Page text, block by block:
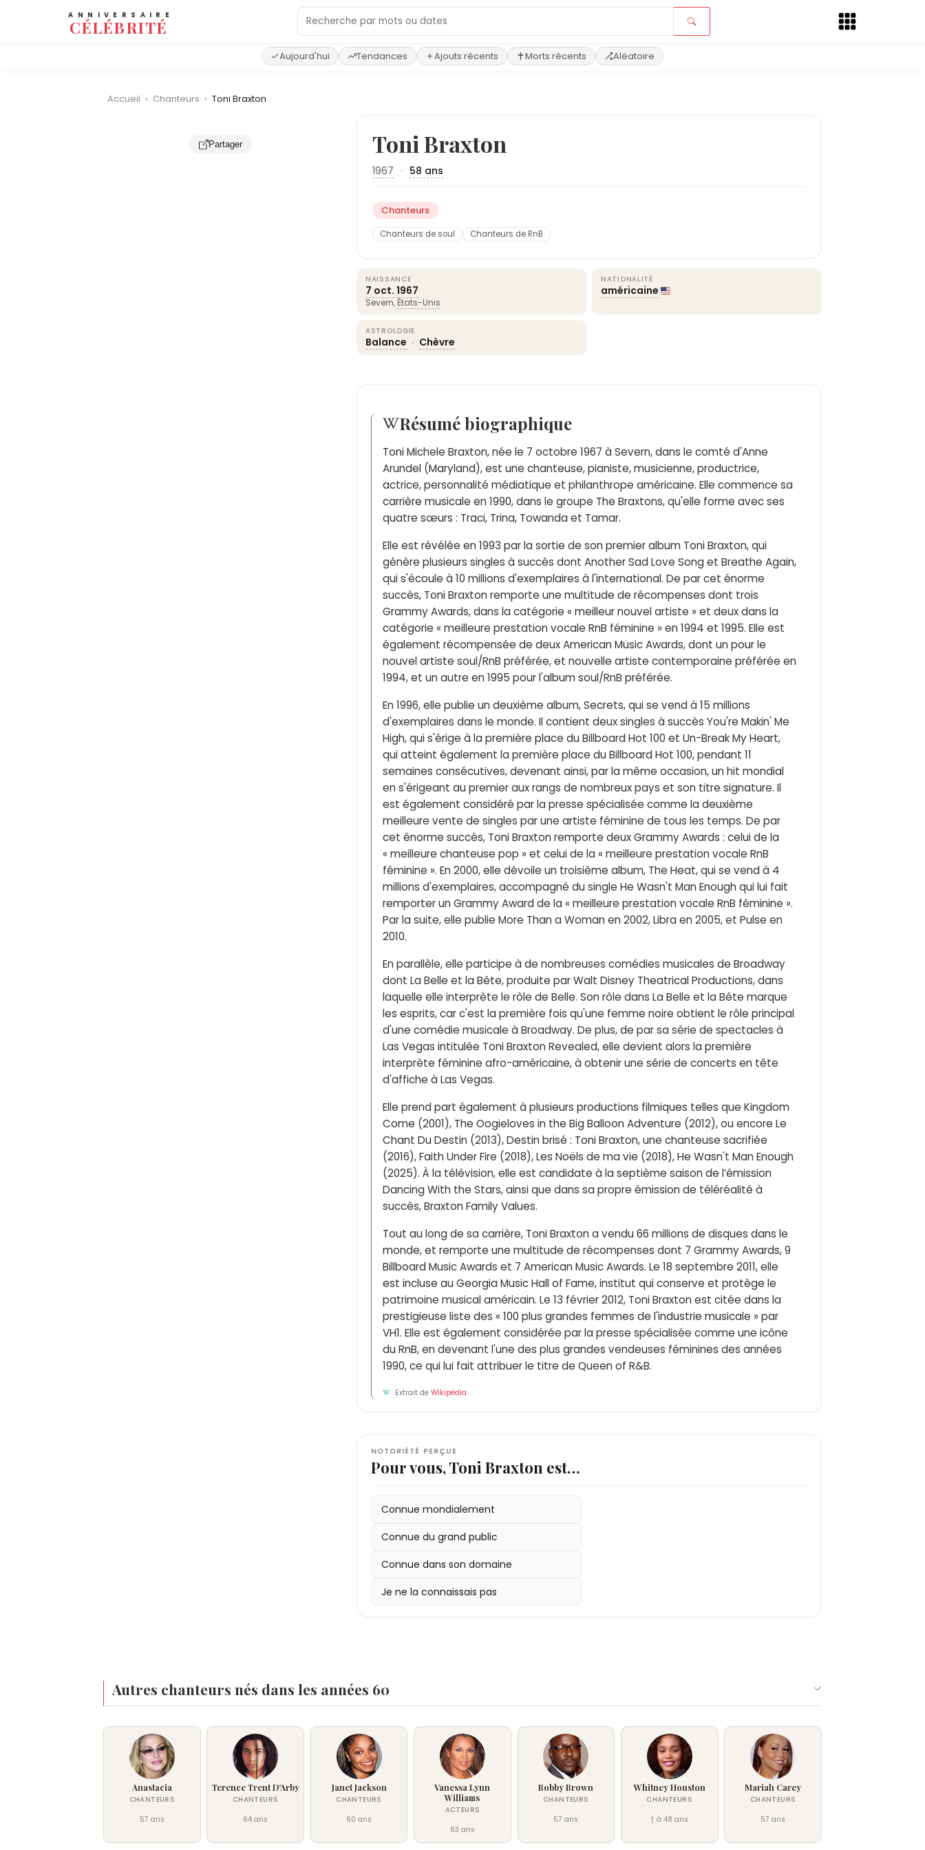
ANNIVERSAIRE
CÉLÉBRITÉ
Aujourd'hui Tendances Ajouts récents Morts récents Aléatoire
Accueil › Chanteurs › Toni Braxton
Partager Toni Braxton
1967 · 58 ans
Chanteurs
Chanteurs de soul Chanteurs de RnB
NAISSANCE
7 oct. 1967
Severn, États-Unis
NATIONALITÉ
américaine
ASTROLOGIE
Balance · Chèvre
Résumé biographique
Toni Michele Braxton, née le 7 octobre 1967 à Severn, dans le comté d'Anne
Arundel (Maryland), est une chanteuse, pianiste, musicienne, productrice,
actrice, personnalité médiatique et philanthrope américaine. Elle commence sa
carrière musicale en 1990, dans le groupe The Braxtons, qu'elle forme avec ses
quatre sœurs : Traci, Trina, Towanda et Tamar.
Elle est révélée en 1993 par la sortie de son premier album Toni Braxton, qui
génère plusieurs singles à succès dont Another Sad Love Song et Breathe Again,
qui s'écoule à 10 millions d'exemplaires à l'international. De par cet énorme
succès, Toni Braxton remporte une multitude de récompenses dont trois
Grammy Awards, dans la catégorie « meilleur nouvel artiste » et deux dans la
catégorie « meilleure prestation vocale RnB féminine » en 1994 et 1995. Elle est
également récompensée de deux American Music Awards, dont un pour le
nouvel artiste soul/RnB préférée, et nouvelle artiste contemporaine préférée en
1994, et un autre en 1995 pour l'album soul/RnB préférée.
En 1996, elle publie un deuxième album, Secrets, qui se vend à 15 millions
d'exemplaires dans le monde. Il contient deux singles à succès You're Makin' Me
High, qui s'érige à la première place du Billboard Hot 100 et Un-Break My Heart,
qui atteint également la première place du Billboard Hot 100, pendant 11
semaines consécutives, devenant ainsi, par la même occasion, un hit mondial
en s'érigeant au premier aux rangs de nombreux pays et son titre signature. Il
est également considéré par la presse spécialisée comme la deuxième
meilleure vente de singles par une artiste féminine de tous les temps. De par
cet énorme succès, Toni Braxton remporte deux Grammy Awards : celui de la
« meilleure chanteuse pop » et celui de la « meilleure prestation vocale RnB
féminine ». En 2000, elle dévoile un troisième album, The Heat, qui se vend à 4
millions d'exemplaires, accompagné du single He Wasn't Man Enough qui lui fait
remporter un Grammy Award de la « meilleure prestation vocale RnB féminine ».
Par la suite, elle publie More Than a Woman en 2002, Libra en 2005, et Pulse en
2010.
En parallèle, elle participe à de nombreuses comédies musicales de Broadway
dont La Belle et la Bête, produite par Walt Disney Theatrical Productions, dans
laquelle elle interprète le rôle de Belle. Son rôle dans La Belle et la Bête marque
les esprits, car c'est la première fois qu'une femme noire obtient le rôle principal
d'une comédie musicale à Broadway. De plus, de par sa série de spectacles à
Las Vegas intitulée Toni Braxton Revealed, elle devient alors la première
interprète féminine afro-américaine, à obtenir une série de concerts en tête
d'affiche à Las Vegas.
Elle prend part également à plusieurs productions filmiques telles que Kingdom
Come (2001), The Oogieloves in the Big Balloon Adventure (2012), ou encore Le
Chant Du Destin (2013), Destin brisé : Toni Braxton, une chanteuse sacrifiée
(2016), Faith Under Fire (2018), Les Noëls de ma vie (2018), He Wasn't Man Enough
(2025). À la télévision, elle est candidate à la septième saison de l’émission
Dancing With the Stars, ainsi que dans sa propre émission de téléréalité à
succès, Braxton Family Values.
Tout au long de sa carrière, Toni Braxton a vendu 66 millions de disques dans le
monde, et remporte une multitude de récompenses dont 7 Grammy Awards, 9
Billboard Music Awards et 7 American Music Awards. Le 18 septembre 2011, elle
est incluse au Georgia Music Hall of Fame, institut qui conserve et protège le
patrimoine musical américain. Le 13 février 2012, Toni Braxton est citée dans la
prestigieuse liste des « 100 plus grandes femmes de l'industrie musicale » par
VH1. Elle est également considérée par la presse spécialisée comme une icône
du RnB, en devenant l'une des plus grandes vendeuses féminines des années
1990, ce qui lui fait attribuer le titre de Queen of R&B.
Extrait deWikipédia
NOTORIÉTÉ PERÇUE
Pour vous, Toni Braxton est…
Connue mondialement
Connue du grand public
Connue dans son domaine
Je ne la connaissais pas
Autres chanteurs nés dans les années 60
Anastacia
CHANTEURS
57 ans
Terence Trent D'Arby
CHANTEURS
64 ans
Janet Jackson
CHANTEURS
60 ans
Vanessa Lynn
Williams
ACTEURS
63 ans
Bobby Brown
CHANTEURS
57 ans
Whitney Houston
CHANTEURS
† à 48 ans
Mariah Carey
CHANTEURS
57 ans